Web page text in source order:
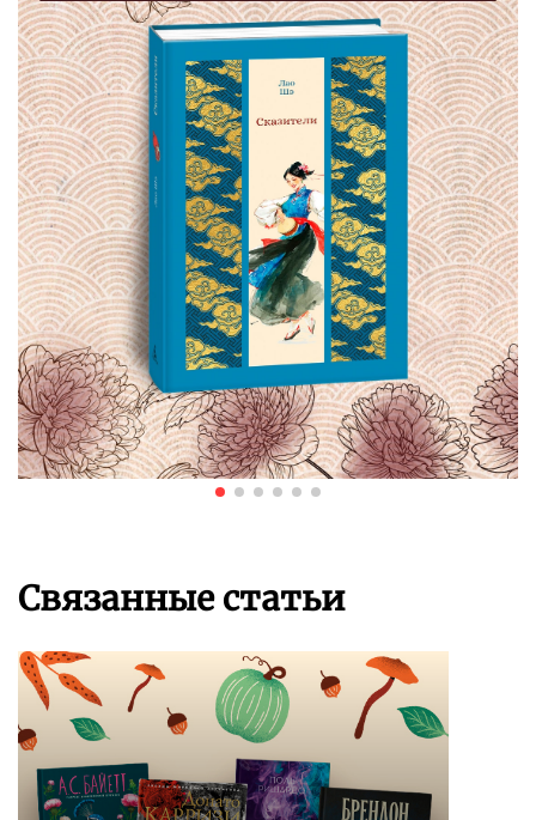
Связанные статьи